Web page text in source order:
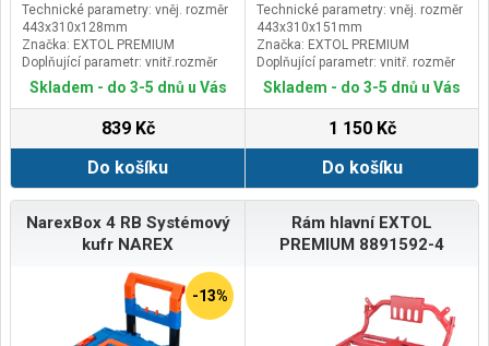
Technické parametry: vněj. rozměr
443x310x128mm
Značka: EXTOL PREMIUM
Doplňující parametr: vnitř.rozměr
427x292x95mm, možnost
pevného spojení více boxů
dohromady pomocí posuvných
zámků, box velikosti L umožňuje
přimontování koleček, díky kterým
je mobilní, což je výhodou zejména
Skladem - do 3-5 dnů u Vás
839 Kč
Do košíku
Technické parametry: vněj. rozměr
443x310x151mm
Značka: EXTOL PREMIUM
Doplňující parametr: vnitř. rozměr
427x292x118mm,možnost
pevného spojení více boxů
dohromady pomocí posuvných
zámků, box velikosti L umožňuje
přimontování koleček, díky kterým
je mobilní, což je výhodou
boxů
Skladem - do 3-5 dnů u Vás
1 150 Kč
Do košíku
NarexBox 4 RB Systémový
kufr NAREX
-13%
Rám hlavní EXTOL
PREMIUM 8891592-4